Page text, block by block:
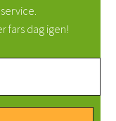
fars dag igen!